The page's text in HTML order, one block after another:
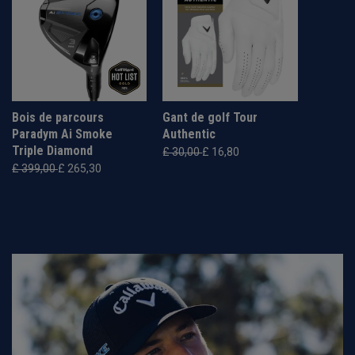
Bois de parcours
Paradym Ai Smoke
Triple Diamond
£ 399,00£ 265,30
Gant de golf Tour
Authentic
£ 30,00£ 16,80